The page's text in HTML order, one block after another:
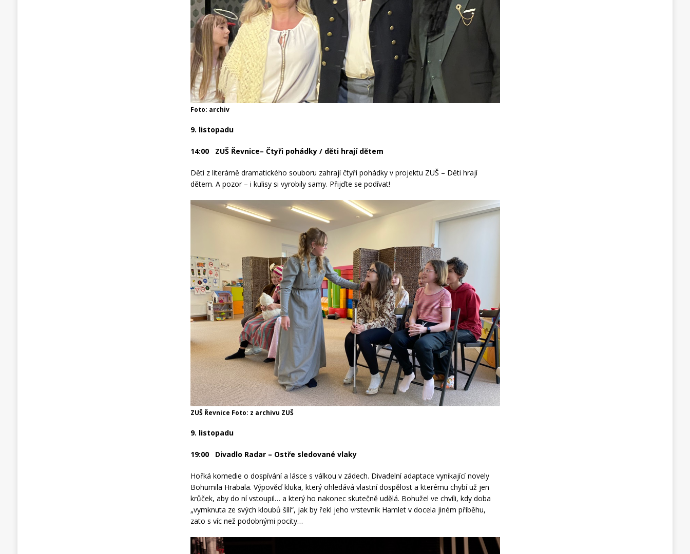
Foto: archiv
9. listopadu
14:00 ZUŠ Řevnice– Čtyři pohádky / děti hrají dětem
Děti z literárně dramatického souboru zahrají čtyři pohádky v projektu ZUŠ – Děti hrají
dětem. A pozor – i kulisy si vyrobily samy. Přijďte se podívat!
ZUŠ Řevnice Foto: z archivu ZUŠ
9. listopadu
19:00 Divadlo Radar – Ostře sledované vlaky
Hořká komedie o dospívání a lásce s válkou v zádech. Divadelní adaptace vynikající novely
Bohumila Hrabala. Výpověď kluka, který ohledává vlastní dospělost a kterému chybí už jen
krůček, aby do ní vstoupil… a který ho nakonec skutečně udělá. Bohužel ve chvíli, kdy doba
„vymknuta ze svých kloubů šílí“, jak by řekl jeho vrstevník Hamlet v docela jiném příběhu,
zato s víc než podobnými pocity…